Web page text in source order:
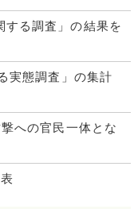
する調査」の結果を
実態調査」の集計
への官民一体とな